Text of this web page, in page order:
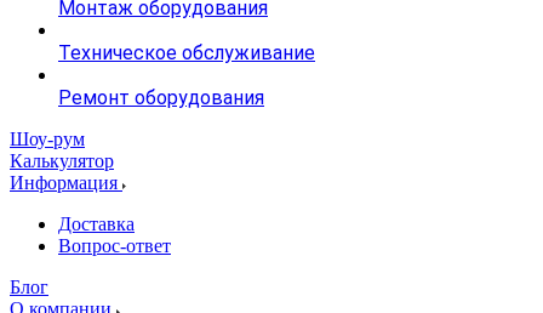
Монтаж оборудования
Техническое обслуживание
Ремонт оборудования
Шоу-рум
Калькулятор
Информация
Доставка
Вопрос-ответ
Блог
О компании